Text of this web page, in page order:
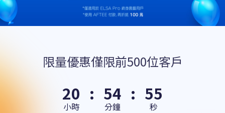
限量優惠僅限前500位客戶
20
小時
: 54
分鐘
: 55
秒